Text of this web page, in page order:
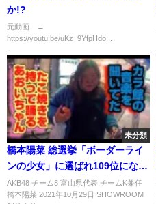
か!?
元動画 →
https://youtu.be/uKz_9YfpHdo...
未分類
橋本陽菜 総選挙「ボーダーライ
ンの少女」に選ばれ109位になっ
たときの話
AKB48 チーム8 富山県代表 チームK兼任
橋本陽菜 2021年10月29日 SHOWROOM